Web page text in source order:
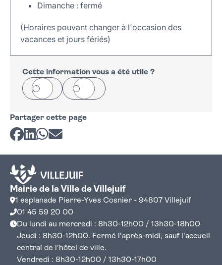
Dimanche : fermé
(Horaires pouvant changer à l'occasion des
vacances et jours fériés)
+
−
Cette information vous a été utile ?
Oui Non
Partager cette page
Partager sur Facebook
Partager sur LinkedIn
Partager sur Whatsapp
Partager par courriel
Mairie de la Ville de Villejuif
1 esplanade Pierre-Yves Cosnier - 94807 Villejuif
01 45 59 20 00
Du lundi au mercredi : 8h30-12h00 / 13h30-18h00
Jeudi : 8h30-12h00. Fermé l'après-midi, sauf l'accueil
central de l'hôtel de ville.
Vendredi : 8h30-12h00 / 13h30-17h00